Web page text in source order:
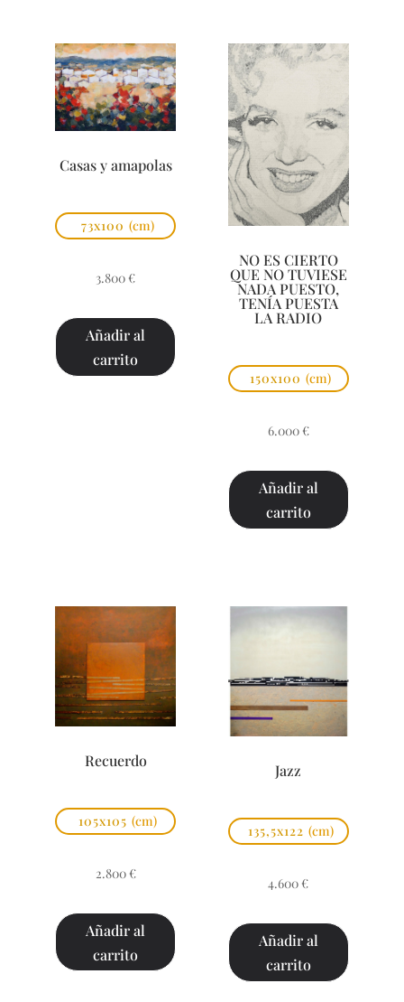
Casas y amapolas
73x100 (cm)
3.800 €
Añadir al
carrito
NO ES CIERTO
QUE NO TUVIESE
NADA PUESTO,
TENÍA PUESTA
LA RADIO
150x100 (cm)
6.000 €
Añadir al
carrito
Recuerdo
105x105 (cm)
2.800 €
Añadir al
carrito
Jazz
135,5x122 (cm)
4.600 €
Añadir al
carrito